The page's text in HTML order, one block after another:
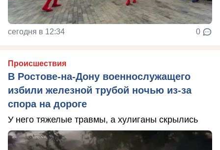
сегодня в 12:34 0
Происшествия
В Ростове-на-Дону военнослужащего
избили железной трубой ночью из-за
спора на дороге
У него тяжелые травмы, а хулиганы скрылись